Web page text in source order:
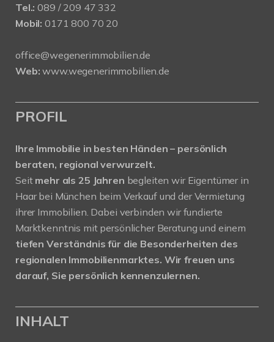
Tel.: 089 / 209 47 332
Mobil: 0171 800 70 20
office@wegenerimmobilien.de
Web: www.wegenerimmobilien.de
PROFIL
Ihre Immobilie in besten Händen – persönlich
beraten, regional verwurzelt.
Seit mehr als 25 Jahren begleiten wir Eigentümer in
Haar bei München beim Verkauf und der Vermietung
ihrer Immobilien. Dabei verbinden wir fundierte
Marktkenntnis mit persönlicher Beratung und einem
tiefen Verständnis für die Besonderheiten des
regionalen Immobilienmarktes. Wir freuen uns
darauf, Sie persönlich kennenzulernen.
INHALT